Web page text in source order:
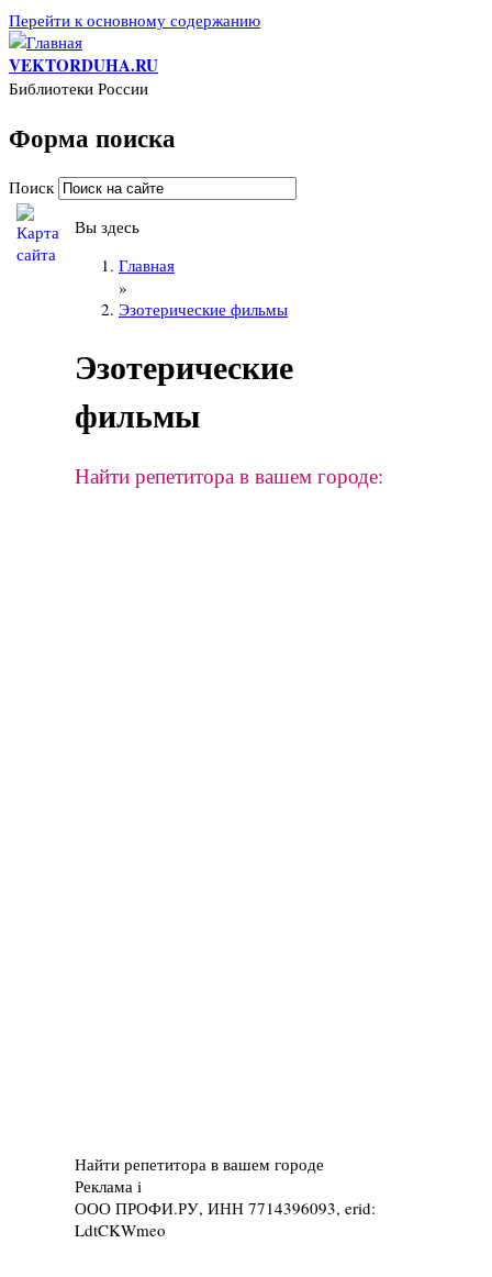
Перейти к основному содержанию
VEKTORDUHA.RU
Библиотеки России
Форма поиска
Поиск
Вы здесь
Главная
»
Эзотерические фильмы
Эзотерические
фильмы
Найти репетитора в вашем городе:
Найти репетитора в вашем городе
Реклама i
ООО ПРОФИ.РУ, ИНН 7714396093, erid:
LdtCKWmeo